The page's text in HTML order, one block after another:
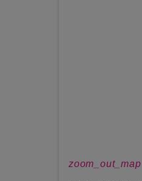
zoom_out_map